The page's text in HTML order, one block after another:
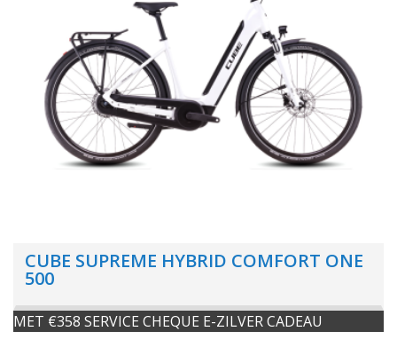
CUBE SUPREME HYBRID COMFORT ONE
500
MET €358 SERVICE CHEQUE E-ZILVER CADEAU